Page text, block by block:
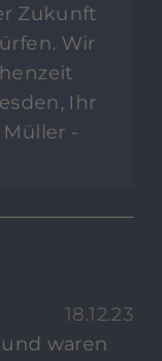
Zukunft
Wir
Ihr
-
18.12.23
waren